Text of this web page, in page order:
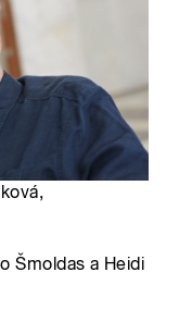
Šmoldas a Heidi